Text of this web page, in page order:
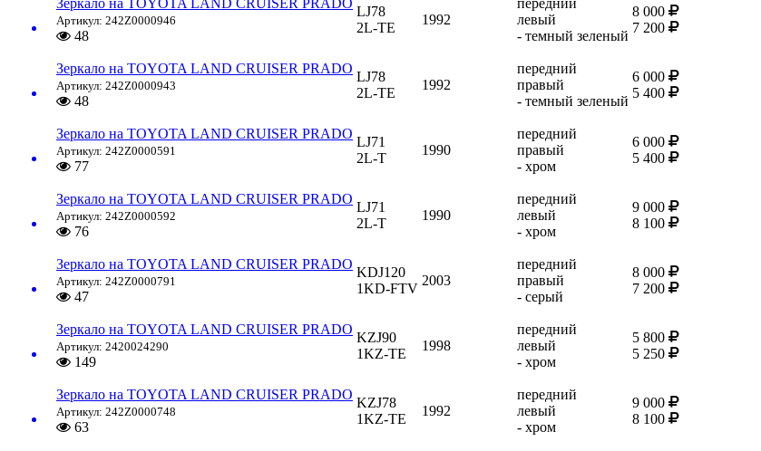
Зеркало на TOYOTA LAND CRUISER PRADO
Артикул: 242Z0000946
48
LJ78
2L-TE
1992
передний
левый
- темный зеленый
8 000
7 200
Зеркало на TOYOTA LAND CRUISER PRADO
Артикул: 242Z0000943
48
LJ78
2L-TE
1992
передний
правый
- темный зеленый
6 000
5 400
Зеркало на TOYOTA LAND CRUISER PRADO
Артикул: 242Z0000591
77
LJ71
2L-T
1990
передний
правый
- хром
6 000
5 400
Зеркало на TOYOTA LAND CRUISER PRADO
Артикул: 242Z0000592
76
LJ71
2L-T
1990
передний
левый
- хром
9 000
8 100
Зеркало на TOYOTA LAND CRUISER PRADO
Артикул: 242Z0000791
47
KDJ120
1KD-FTV
2003
передний
правый
- серый
8 000
7 200
Зеркало на TOYOTA LAND CRUISER PRADO
Артикул: 2420024290
149
KZJ90
1KZ-TE
1998
передний
левый
- хром
5 800
5 250
Зеркало на TOYOTA LAND CRUISER PRADO
Артикул: 242Z0000748
63
KZJ78
1KZ-TE
1992
передний
левый
- хром
9 000
8 100